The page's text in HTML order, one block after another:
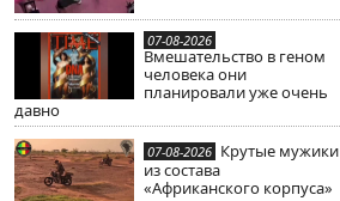
07-08-2026
Вмешательство в геном
человека они
планировали уже очень
давно
07-08-2026 Крутые мужики
из состава
«Африканского корпуса»